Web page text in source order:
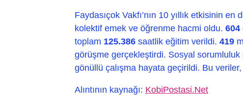
Faydasıçok Vakfı’nın 10 yıllık etkisinin
kolektif emek ve öğrenme hacmi oldu. 604
toplam 125.386 saatlik eğitim verildi. 419
görüşme gerçekleştirdi. Sosyal sorumluluk
gönüllü çalışma hayata geçirildi. Bu
Alıntının kaynağı: KobiPostasi.Net